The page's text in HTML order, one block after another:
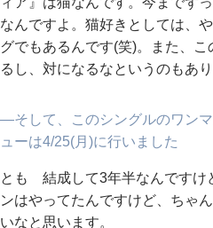
なんですよ。猫好きとしては、
グでもあるんです(笑)。また、
るし、対になるなというのもあり
―そして、このシングルのワン
ューは4/25(月)に行いました
とも 結成して3年半なんですけ
ンはやってたんですけど、ちゃ
いなと思います。